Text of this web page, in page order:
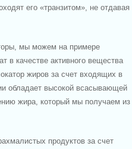
его «транзитом», не отдавая
мы можем на примере
в качестве активного вещества
жиров за счет входящих в
обладает высокой всасывающей
жира, который мы получаем из
продуктов за счет